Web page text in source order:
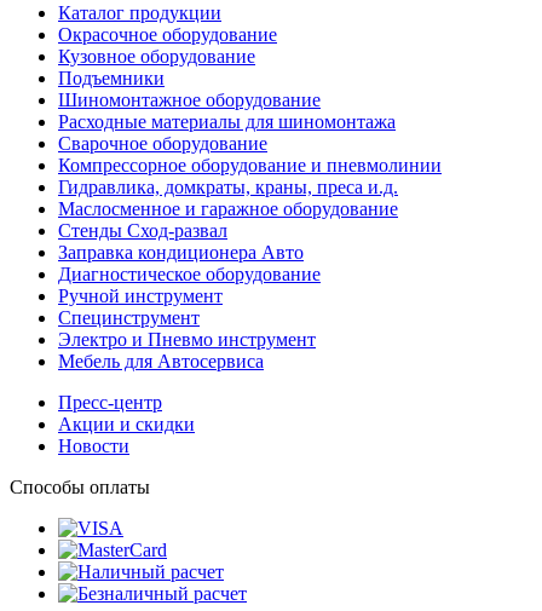
Каталог продукции
Окрасочное оборудование
Кузовное оборудование
Подъемники
Шиномонтажное оборудование
Расходные материалы для шиномонтажа
Сварочное оборудование
Компрессорное оборудование и пневмолинии
Гидравлика, домкраты, краны, преса и.д.
Маслосменное и гаражное оборудование
Стенды Сход-развал
Заправка кондиционера Авто
Диагностическое оборудование
Ручной инструмент
Специнструмент
Электро и Пневмо инструмент
Мебель для Автосервиса
Пресс-центр
Акции и скидки
Новости
Способы оплаты